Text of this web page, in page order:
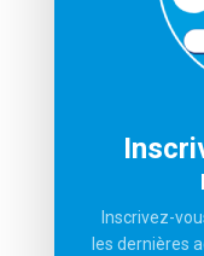
Qui sommes-nous
Visitez le site de
Derniers
Inscrivez-
les dernières